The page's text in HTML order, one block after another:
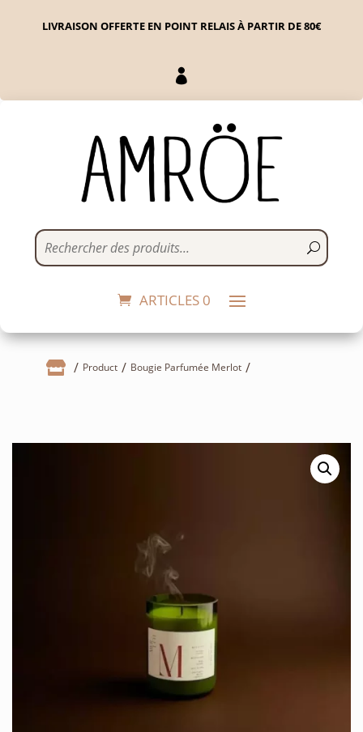
LIVRAISON OFFERTE EN POINT RELAIS À PARTIR DE 80€

ARTICLES 0
 Product Bougie Parfumée Merlot
Bol Breton - Habibi